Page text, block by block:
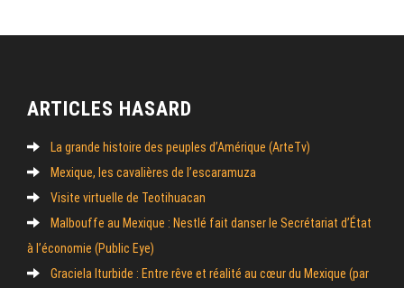
ARTICLES HASARD
La grande histoire des peuples d’Amérique (ArteTv)
Mexique, les cavalières de l’escaramuza
Visite virtuelle de Teotihuacan
Malbouffe au Mexique : Nestlé fait danser le Secrétariat d’État
à l’économie (Public Eye)
Graciela Iturbide : Entre rêve et réalité au cœur du Mexique (par